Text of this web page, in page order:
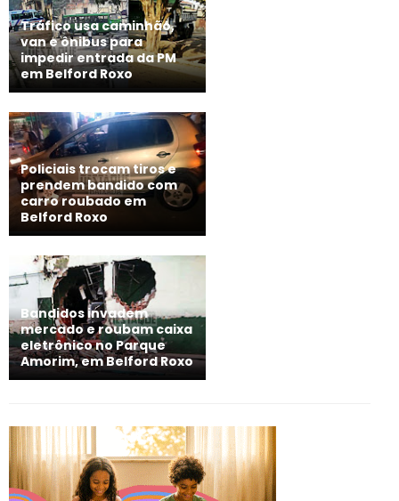
Tráfico usa caminhão,
van e ônibus para
impedir entrada da PM
em Belford Roxo
Policiais trocam tiros e
prendem bandido com
carro roubado em
Belford Roxo
Bandidos invadem
mercado e roubam caixa
eletrônico no Parque
Amorim, em Belford Roxo